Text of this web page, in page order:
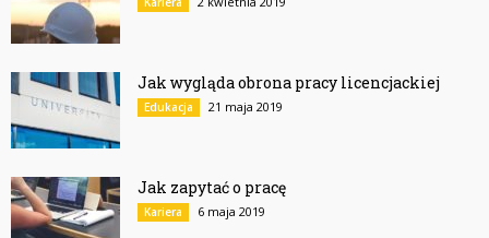
Jak wygląda obrona pracy licencjackiej
Edukacja 21 maja 2019
Jak zapytać o pracę
Kariera 6 maja 2019